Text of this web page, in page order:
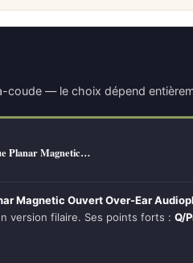
coude — le choix dépend
Planar Magnetic…
Magnetic Ouvert Over-Ear
version filaire. Ses points forts : Q/